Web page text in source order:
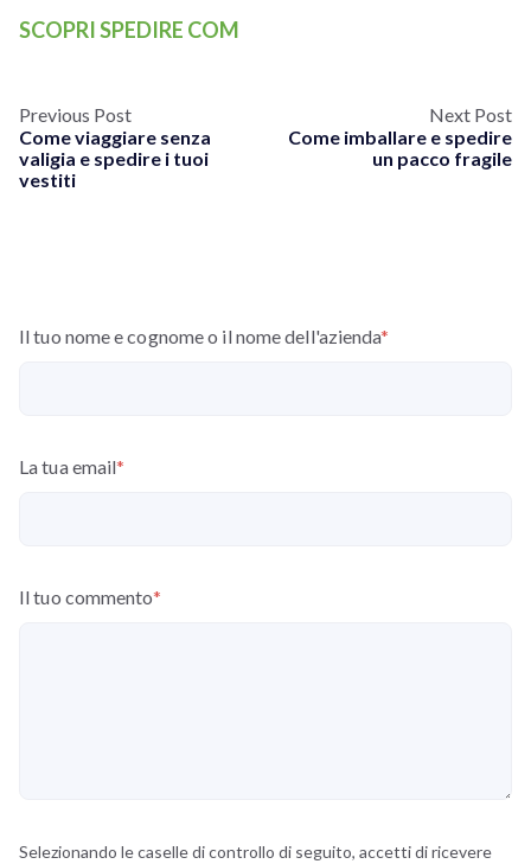
SCOPRI SPEDIRE COM
Previous Post
Come viaggiare senza
valigia e spedire i tuoi
vestiti
Next Post
Come imballare e spedire
un pacco fragile
Il tuo nome e cognome o il nome dell'azienda*
La tua email*
Il tuo commento*
Selezionando le caselle di controllo di seguito, accetti di ricevere